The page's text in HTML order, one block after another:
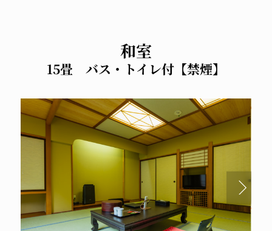
和室
15畳 バス・トイレ付【禁煙】